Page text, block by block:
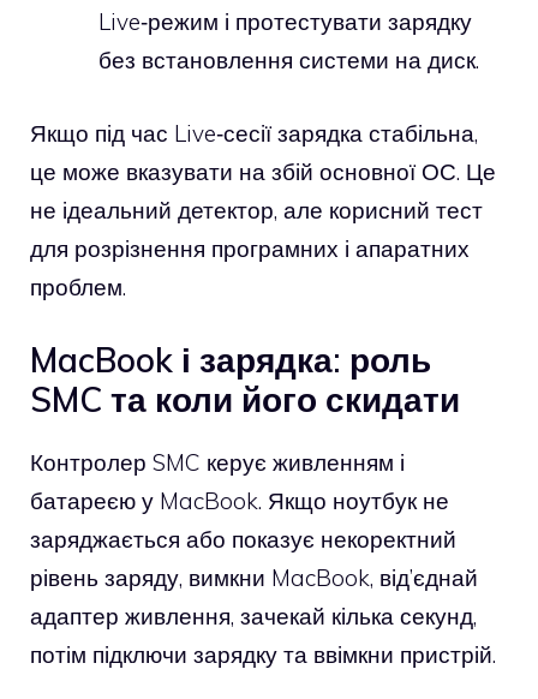
Live‑режим і протестувати зарядку
без встановлення системи на диск.
Якщо під час Live‑сесії зарядка стабільна,
це може вказувати на збій основної ОС. Це
не ідеальний детектор, але корисний тест
для розрізнення програмних і апаратних
проблем.
MacBook і зарядка: роль
SMC та коли його скидати
Контролер SMC керує живленням і
батареєю у MacBook. Якщо ноутбук не
заряджається або показує некоректний
рівень заряду, вимкни MacBook, від’єднай
адаптер живлення, зачекай кілька секунд,
потім підключи зарядку та ввімкни пристрій.